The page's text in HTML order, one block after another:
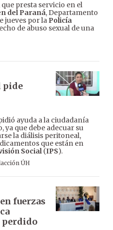
presta servicio en el
del Paraná, Departamento
jueves por la Policía
de abuso sexual de una
pide
ayuda a la ciudadanía
ya que debe adecuar su
la diálisis peritoneal,
que están en
Social(IPS).
ÚH
fuerzas
perdido